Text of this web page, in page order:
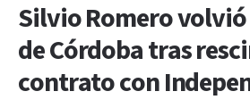
Silvio Romero
de Córdoba tras
contrato con